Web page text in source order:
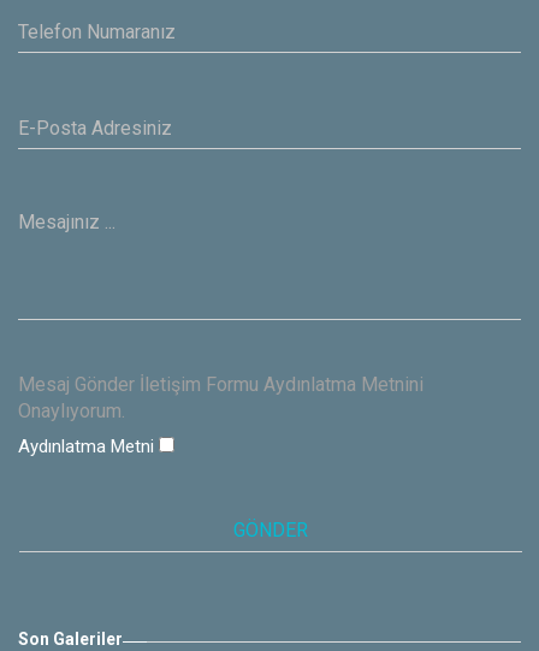
Mesaj Gönder İletişim Formu Aydınlatma Metnini
Onaylıyorum.
Aydınlatma Metni
Son Galeriler